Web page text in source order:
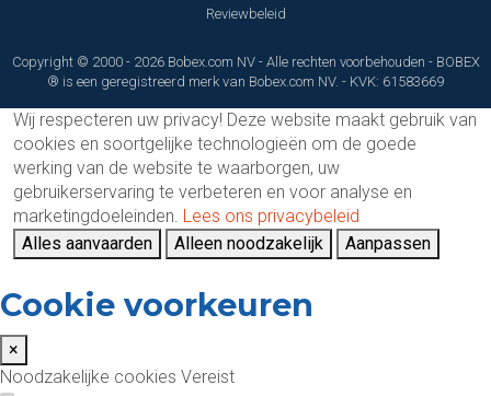
Reviewbeleid
Copyright © 2000 - 2026 Bobex.com NV - Alle rechten voorbehouden - BOBEX
® is een geregistreerd merk van Bobex.com NV. - KVK: 61583669
Wij respecteren uw privacy! Deze website maakt gebruik van
cookies en soortgelijke technologieën om de goede
werking van de website te waarborgen, uw
gebruikerservaring te verbeteren en voor analyse en
marketingdoeleinden. Lees ons privacybeleid
Alles aanvaarden
Alleen noodzakelijk Aanpassen
Cookie voorkeuren
×
Noodzakelijke cookies Vereist